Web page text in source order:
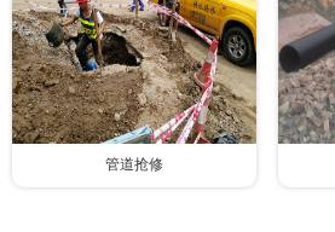
管道抢修